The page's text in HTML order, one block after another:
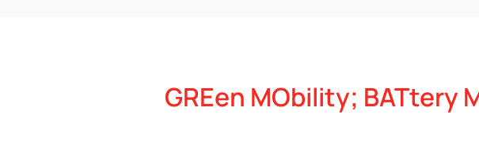
GREen MObility; BATtery